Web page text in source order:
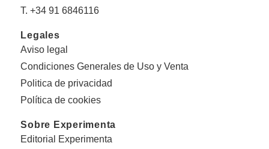
T. +34 91 6846116
Legales
Aviso legal
Condiciones Generales de Uso y Venta
Politica de privacidad
Política de cookies
Sobre Experimenta
Editorial Experimenta